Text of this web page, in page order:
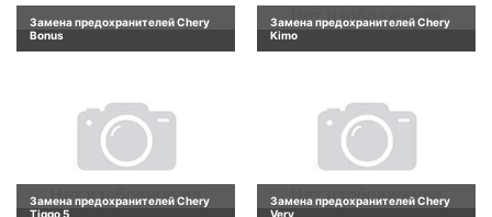
Замена предохранителей Chery
Bonus
Замена предохранителей Chery
Kimo
Замена предохранителей Chery
Tiggo 5
Замена предохранителей Chery
Very